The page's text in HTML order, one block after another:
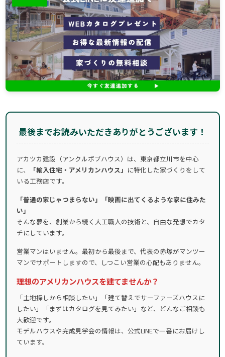
最後までお読みいただきありがとうございます！
アカツカ建設（アンクルボブハウス）は、東京都立川市を中心
に、
「輸入住宅・アメリカンハウス」 に特化した家づくりをして
いる工務店です。
「普通の家じゃつまらない」「映画に出てくるような家に住みた
い」
そんな夢を、創業から続く大工職人の技術と、自由な発想でカタ
チにしています。
営業マンはいません。最初から最後まで、代表の赤塚がマンツー
マンでサポートしますので、しつこい営業の心配もありません。
理想のアメリカンハウスを建てませんか？
「土地探しから相談したい」「建て替えでサーファーズハウスに
したい」「まずはカタログを見てみたい」など、どんなご相談も
大歓迎です。
モデルハウスや完成見学会の情報は、公式LINEで一番にお届けし
ています。